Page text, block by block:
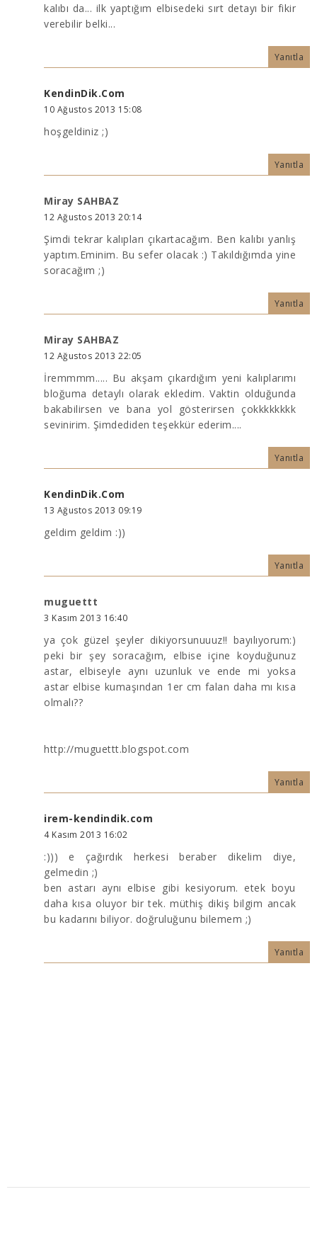
kalıbı da... ilk yaptığım elbisedeki sırt detayı bir fikir
verebilir belki...
Yanıtla
KendinDik.Com
10 Ağustos 2013 15:08
hoşgeldiniz ;)
Yanıtla
Miray SAHBAZ
12 Ağustos 2013 20:14
Şimdi tekrar kalıpları çıkartacağım. Ben kalıbı yanlış
yaptım.Eminim. Bu sefer olacak :) Takıldığımda yine
soracağım ;)
Yanıtla
Miray SAHBAZ
12 Ağustos 2013 22:05
İremmmm..... Bu akşam çıkardığım yeni kalıplarımı
bloğuma detaylı olarak ekledim. Vaktin olduğunda
bakabilirsen ve bana yol gösterirsen çokkkkkkkk
sevinirim. Şimdediden teşekkür ederim....
Yanıtla
KendinDik.Com
13 Ağustos 2013 09:19
geldim geldim :))
Yanıtla
muguettt
3 Kasım 2013 16:40
ya çok güzel şeyler dikiyorsunuuuz!! bayılıyorum:)
peki bir şey soracağım, elbise içine koyduğunuz
astar, elbiseyle aynı uzunluk ve ende mi yoksa
astar elbise kumaşından 1er cm falan daha mı kısa
olmalı??
http://muguettt.blogspot.com
Yanıtla
irem-kendindik.com
4 Kasım 2013 16:02
:))) e çağırdık herkesi beraber dikelim diye,
gelmedin ;)
ben astarı aynı elbise gibi kesiyorum. etek boyu
daha kısa oluyor bir tek. müthiş dikiş bilgim ancak
bu kadarını biliyor. doğruluğunu bilemem ;)
Yanıtla